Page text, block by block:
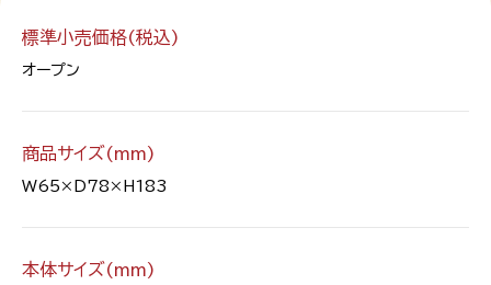
標準小売価格(税込)
オープン
商品サイズ(mm)
W65×D78×H183
本体サイズ(mm)